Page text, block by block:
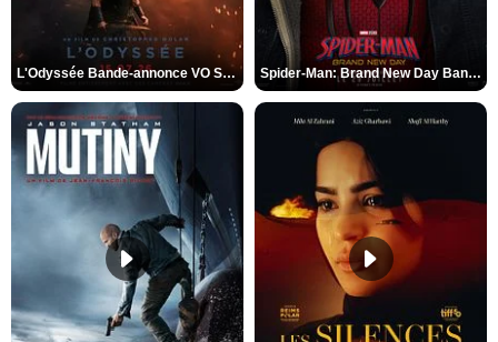
L'Odyssée Bande-annonce VO STFR Spider-Man: Brand New Day Bande-annonce VO STFR